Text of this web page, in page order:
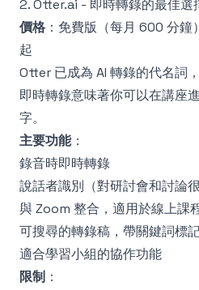
2. Otter.ai - 即時轉錄的最佳選
價格 ：免費版（每月 600 分
起
Otter 已成為 AI 轉錄的代名詞
即時轉錄意味著你可以在講座
字。
主要功能：
錄音時即時轉錄
說話者識別（對研討會和討論很
與 Zoom 整合，適用於線上課
可搜尋的轉錄稿，帶關鍵詞標
適合學習小組的協作功能
限制 ：